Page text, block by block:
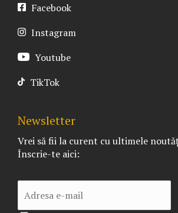
Facebook
Instagram
Youtube
TikTok
Newsletter
Vrei să fii la curent cu ultimele
Înscrie-te aici: